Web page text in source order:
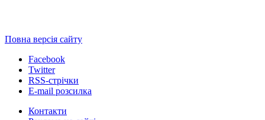
Повна версія сайту
Facebook
Twitter
RSS-стрічки
E-mail розсилка
Контакти